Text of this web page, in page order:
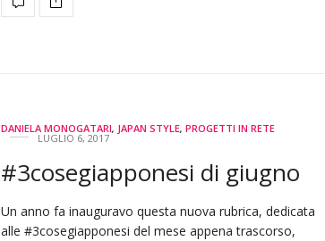
DANIELA MONOGATARI, JAPAN STYLE, PROGETTI IN RETE
LUGLIO 6, 2017
#3cosegiapponesi di giugno
Un anno fa inauguravo questa nuova rubrica, dedicata
alle #3cosegiapponesi del mese appena trascorso,